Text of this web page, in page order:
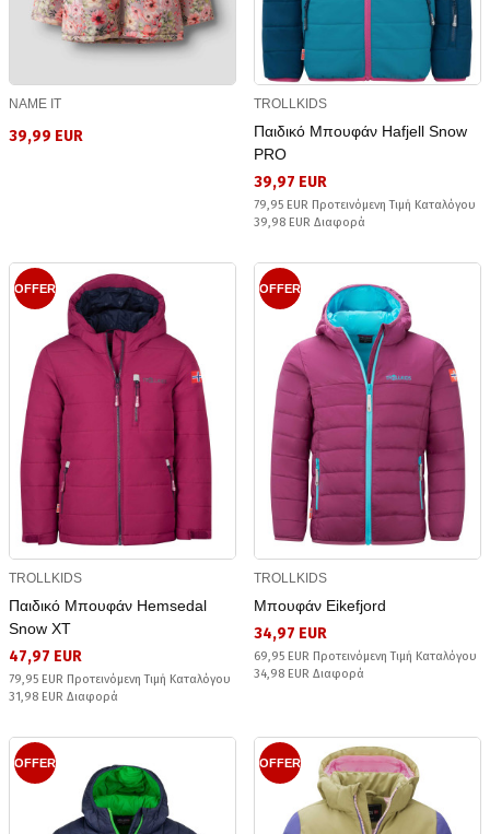
NAME IT
39,99 EUR
TROLLKIDS
Παιδικό Μπουφάν Hafjell Snow
PRO
39,97 EUR
79,95 EUR Προτεινόμενη Τιμή Καταλόγου
39,98 EUR Διαφορά
OFFER
TROLLKIDS
Παιδικό Μπουφάν Hemsedal
Snow XT
47,97 EUR
79,95 EUR Προτεινόμενη Τιμή Καταλόγου
31,98 EUR Διαφορά
OFFER
TROLLKIDS
Μπουφάν Eikefjord
34,97 EUR
69,95 EUR Προτεινόμενη Τιμή Καταλόγου
34,98 EUR Διαφορά
OFFER OFFER